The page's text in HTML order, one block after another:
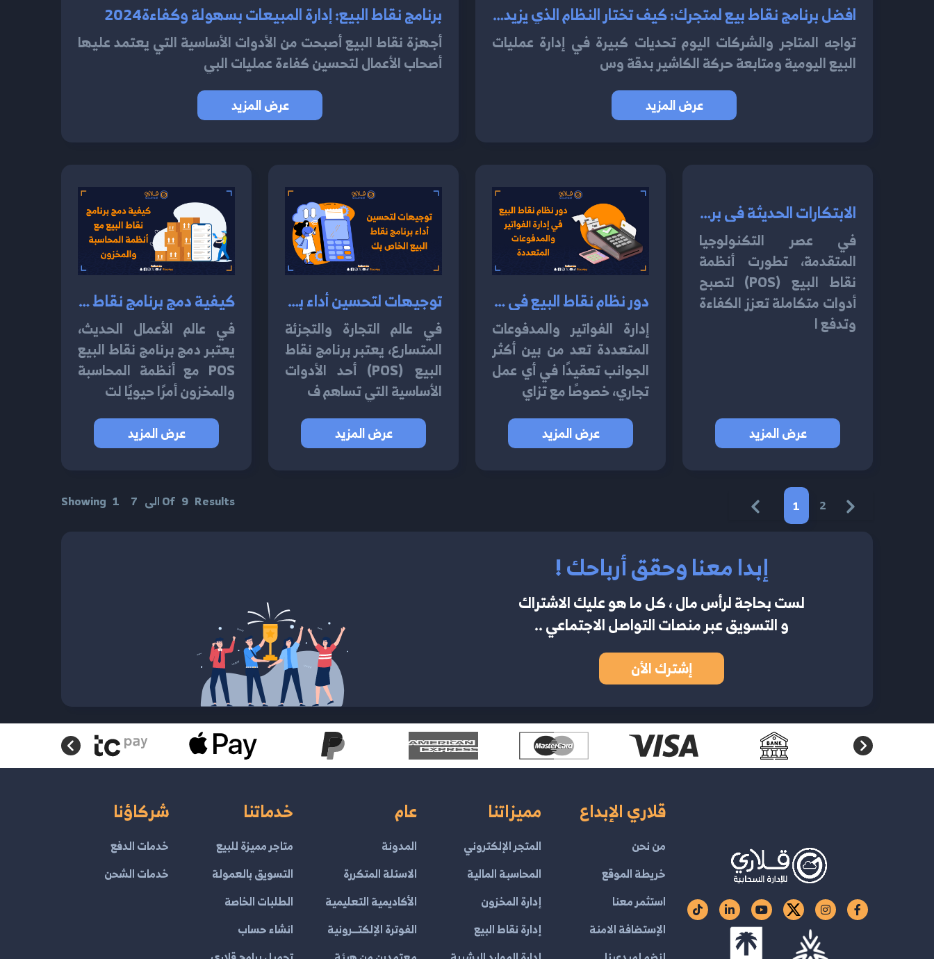
افضل برنامج نقاط بيع لمتجرك: كيف تختار النظام الذي يزيد مبيعاتك ويقلل الأخطاء؟
تواجه المتاجر والشركات اليوم تحديات كبيرة في إدارة عمليات
البيع اليومية ومتابعة حركة الكاشير بدقة وس
عرض المزيد
برنامج نقاط البيع: إدارة المبيعات بسهولة وكفاءة2024
أجهزة نقاط البيع أصبحت من الأدوات الأساسية التي يعتمد عليها
أصحاب الأعمال لتحسين كفاءة عمليات البي
عرض المزيد
الابتكارات الحديثة في برنامج نقاط البيع ودورها في تحسين الأعمال 2024
في عصر التكنولوجيا
المتقدمة، تطورت أنظمة
نقاط البيع (POS) لتصبح
أدوات متكاملة تعزز الكفاءة
وتدفع ا
عرض المزيد
دور نظام نقاط البيع في إدارة الفواتير والمدفوعات المتعددة 2024
إدارة الفواتير والمدفوعات
المتعددة تعد من بين أكثر
الجوانب تعقيدًا في أي عمل
تجاري، خصوصًا مع تزاي
عرض المزيد
توجيهات لتحسين أداء برنامج نقاط البيع الخاص بك 2024
في عالم التجارة والتجزئة
المتسارع، يعتبر برنامج نقاط
البيع (POS) أحد الأدوات
الأساسية التي تساهم ف
عرض المزيد
كيفية دمج برنامج نقاط البيع مع أنظمة المحاسبة والمخزون 2024
في عالم الأعمال الحديث،
يعتبر دمج برنامج نقاط البيع
POS مع أنظمة المحاسبة
والمخزون أمرًا حيويًا لت
عرض المزيد
Showing 1 الى 7 Of 9 Results 1 2
إبدا معنا وحقق أرباحك !
لست بحاجة لرأس مال ، كل ما هو عليك الاشتراك
و التسويق عبر منصات التواصل الاجتماعي ..
إشترك الأن
قلاري الإبداع
من نحن
خريطة الموقع
استثمر معنا
الإستضافة الامنة
مميزاتنا
المتجر الإلكتروني
المحاسبة المالية
إدارة المخزون
إدارة نقاط البيع
عام
المدونة
الاسئلة المتكررة
الأكاديمية التعليمية
الفوترة الإلكتــرونية
خدماتنا
متاجر مميزة للبيع
التسويق بالعمولة
الطلبات الخاصة
انشاء حساب
شركاؤنا
خدمات الدفع
خدمات الشحن